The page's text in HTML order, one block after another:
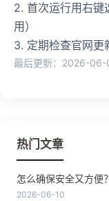
2. 首次运行用右键
用）
3. 定期检查官网更
最后更新：2026-06-
热门文章
怎么确保安全又方便
2026-06-10